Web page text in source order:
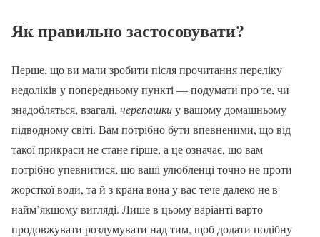
Як правильно застосовувати?
Перше, що ви мали зробити після прочитання переліку
недоліків у попередньому пункті — подумати про те, чи
знадобляться, взагалі, черепашкиу вашому домашньому
підводному світі. Вам потрібно бути впевненими, що від
такої прикраси не стане гірше, а це означає, що вам
потрібно упевнитися, що ваші улюбленці точно не проти
жорсткої води, та й з крана вона у вас тече далеко не в
найм’якшому вигляді. Лише в цьому варіанті варто
продовжувати роздумувати над тим, щоб додати подібну